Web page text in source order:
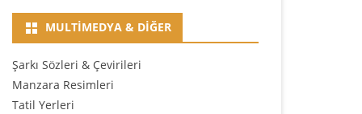
MULTIMEDYA & DIĞER
Şarkı Sözleri & Çevirileri
Manzara Resimleri
Tatil Yerleri